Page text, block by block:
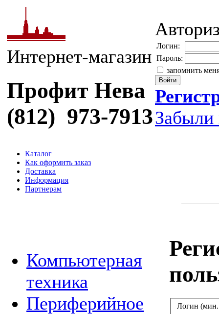
Интернет-магазин
Профит Нева
(812) 973-7913
Логин:
Пароль:
запомнить
Забыли
Каталог
Как оформить заказ
Доставка
Информация
Партнерам
Компьютерная
техника
Периферийное
Логин